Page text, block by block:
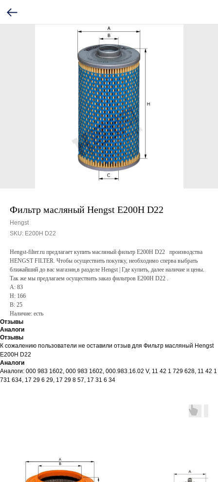
Фильтр масляный Hengst E200H D22
Hengst
SKU: E200H D22
Hengst-filter.ru предлагает купить масляный фильтр E200H D22 производства
HENGST FILTER. Чтобы осуществить покупку, необходимо сперва выбрать
ближайший до вас магазин,в разделе Hengst | Где купить, далее наличие и цены.
Так же мы предлагаем осуществить заказ фильтров E200H D22 .
A: 83
H: 166
B: 25
Наличие: есть
Отзывы
Аналоги
Отзывы
К сожалению пользователи не оставили отзыв для Фильтр масляный Hengst
E200H D22
Аналоги
Аналоги: 000 983 1602, 000 983 1602, 000.983.16.02 V, 11 42 1 729 628, 11 42 1
731 634, 17 29 6 29, 17 29 8 57, 17 31 6 34